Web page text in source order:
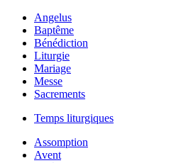
Angelus
Baptême
Bénédiction
Liturgie
Mariage
Messe
Sacrements
Temps liturgiques
Assomption
Avent